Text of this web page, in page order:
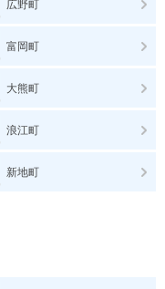
広野町
富岡町
大熊町
浪江町
新地町